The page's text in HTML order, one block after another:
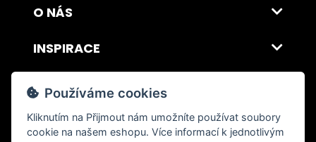
O NÁS
INSPIRACE
DOPRAVA A PLATBA
© 2026 ITALSKY INTERIER s.r.o. Vytvořilo INIZIO Internet Media s.r.o.|
Používáme cookies
Kliknutím na Přijmout nám umožníte používat soubory
cookie na našem eshopu. Více informací k jednotlivým